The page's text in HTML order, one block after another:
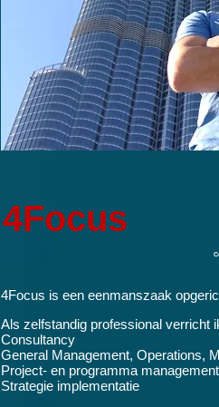
4Focus
4Focus is een eenmanszaak
Als zelfstandig professional verricht
Consultancy
General Management, Operations,
Project- en programma management
Strategie implementatie